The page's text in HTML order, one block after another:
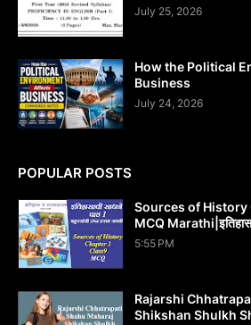
July 25, 2026
How the Political
Business
July 24, 2026
POPULAR POSTS
Sources of History
MCQ
5:55 PM
Rajarshi
Shikshan Shulkh